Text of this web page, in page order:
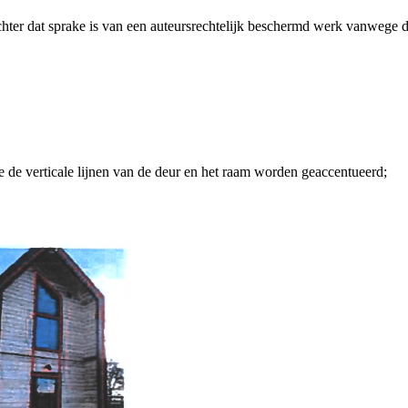
dat sprake is van een auteursrechtelijk beschermd werk
verticale lijnen van de deur en het raam worden geaccentueerd;